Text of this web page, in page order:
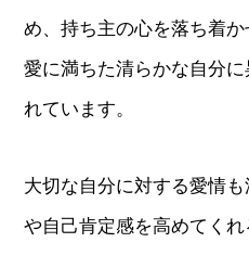
め、持ち主の心を落ち着
愛に満ちた清らかな自分
れています。
大切な自分に対する愛情
や自己肯定感を高めてくれ